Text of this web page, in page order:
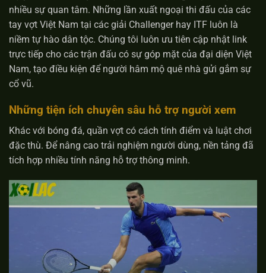
nhiều sự quan tâm. Những lần xuất ngoại thi đấu của các
tay vợt Việt Nam tại các giải Challenger hay ITF luôn là
niềm tự hào dân tộc. Chúng tôi luôn ưu tiên cập nhật link
trực tiếp cho các trận đấu có sự góp mặt của đại diện Việt
Nam, tạo điều kiện để người hâm mộ quê nhà gửi gắm sự
cổ vũ.
Những tiện ích chuyên sâu hỗ trợ người xem
Khác với bóng đá, quần vợt có cách tính điểm và luật chơi
đặc thù. Để nâng cao trải nghiệm người dùng, nền tảng đã
tích hợp nhiều tính năng hỗ trợ thông minh.